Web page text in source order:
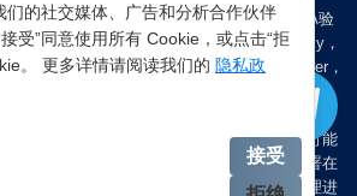
人检查，轻松绕过cloudflare验证、CAPTCHA验
爬虫验证，并提供了HTTP API和Proxy，
、返回处理；以及 Cloudflare反爬虫设置Referer，
，在中国大陆IP环境下直连时可能
您可以通过以下两种方式解决：一是将其部署在
；二是在本地电脑端开启TUN模式的全局代理进
们的社交媒体、广告和分析合作伙伴
受”同意使用所有 Cookie，或点击“拒
。 更多详情请阅读我们的 隐私政
接受